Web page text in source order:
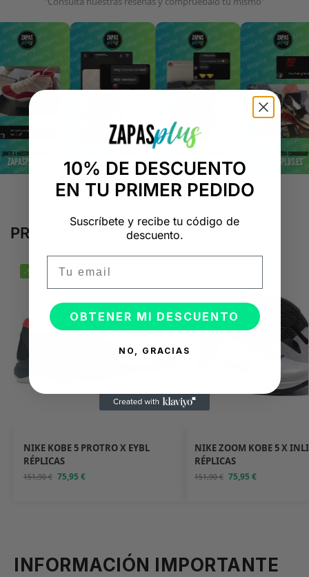
PRODUCTOS RELACIONADOS
-50%
NIKE KOBE 5 PROTRO X EYBL
RÉPLICAS
151,90€ 75,95€
NIKE ZOOM KOBE 5 X
RÉPLICAS
151,90€ 75,95€
INFORMACIÓN IMPORTANTE
10% DE DESCUENTO
EN TU PRIMER PEDIDO
Suscríbete y recibe tu código de
descuento.
OBTENER MI DESCUENTO
NO, GRACIAS